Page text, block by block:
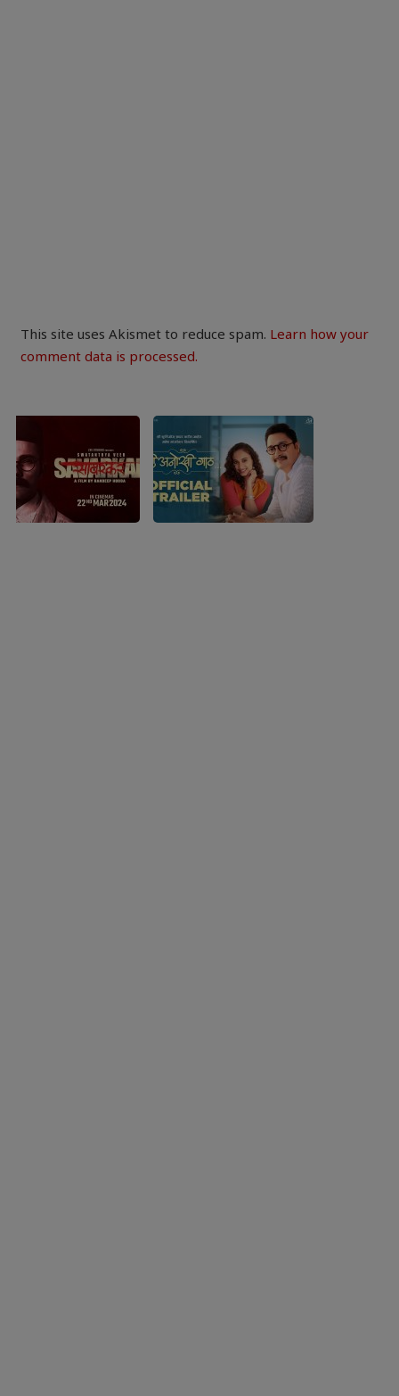
This site uses Akismet to reduce spam. Learn how your
comment data is processed.